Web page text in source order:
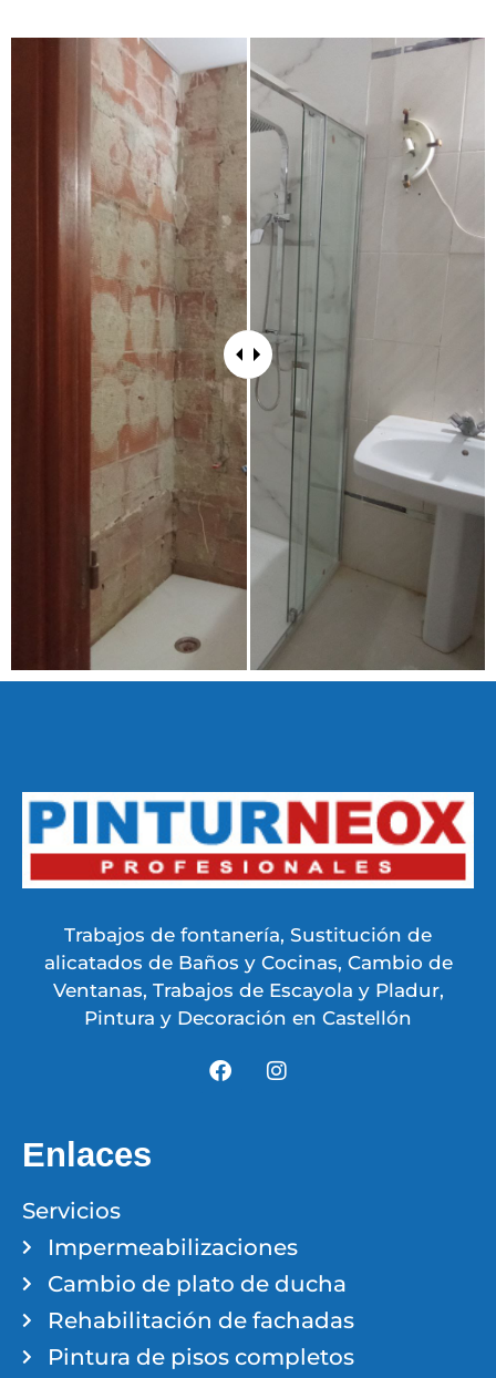
Trabajos de fontanería, Sustitución de
alicatados de Baños y Cocinas, Cambio de
Ventanas, Trabajos de Escayola y Pladur,
Pintura y Decoración en Castellón
Enlaces
Servicios
Impermeabilizaciones
Cambio de plato de ducha
Rehabilitación de fachadas
Pintura de pisos completos